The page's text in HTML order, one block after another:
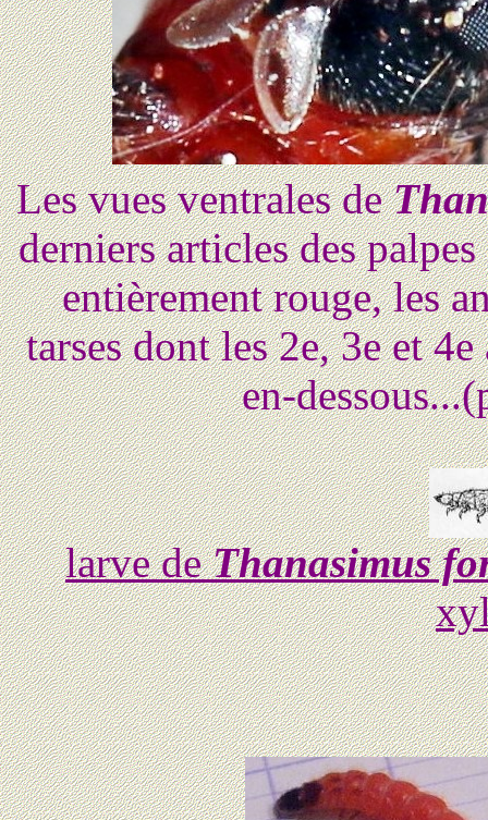
Les vues ventrales de
derniers articles des
entièrement rouge, les
tarses dont les 2e, 3e et
en-
larve deThanasimus